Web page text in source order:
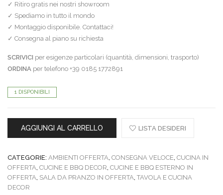
✓ Ritiro gratis nei nostri showroom
✓ Spediamo in tutto il mondo
✓ Montaggio disponibile. Contattaci!
✓ Consegna al piano su richiesta
SCRIVICI per esigenze particolari (quantità, dimensioni, trasporto)
ORDINA per telefono +39 0185 1772891
1 DISPONIBILI
AGGIUNGI AL CARRELLO LISTA DESIDERI
CATEGORIE: AMBIENTI OFFERTA, CONSEGNA VELOCE, CUCINA IN
OFFERTA, CUCINE E BBQ DECOR, CUCINE E BBQ ESTERNO IN
OFFERTA, SALA DA PRANZO IN OFFERTA, TAVOLA E CUCINA
DECOR